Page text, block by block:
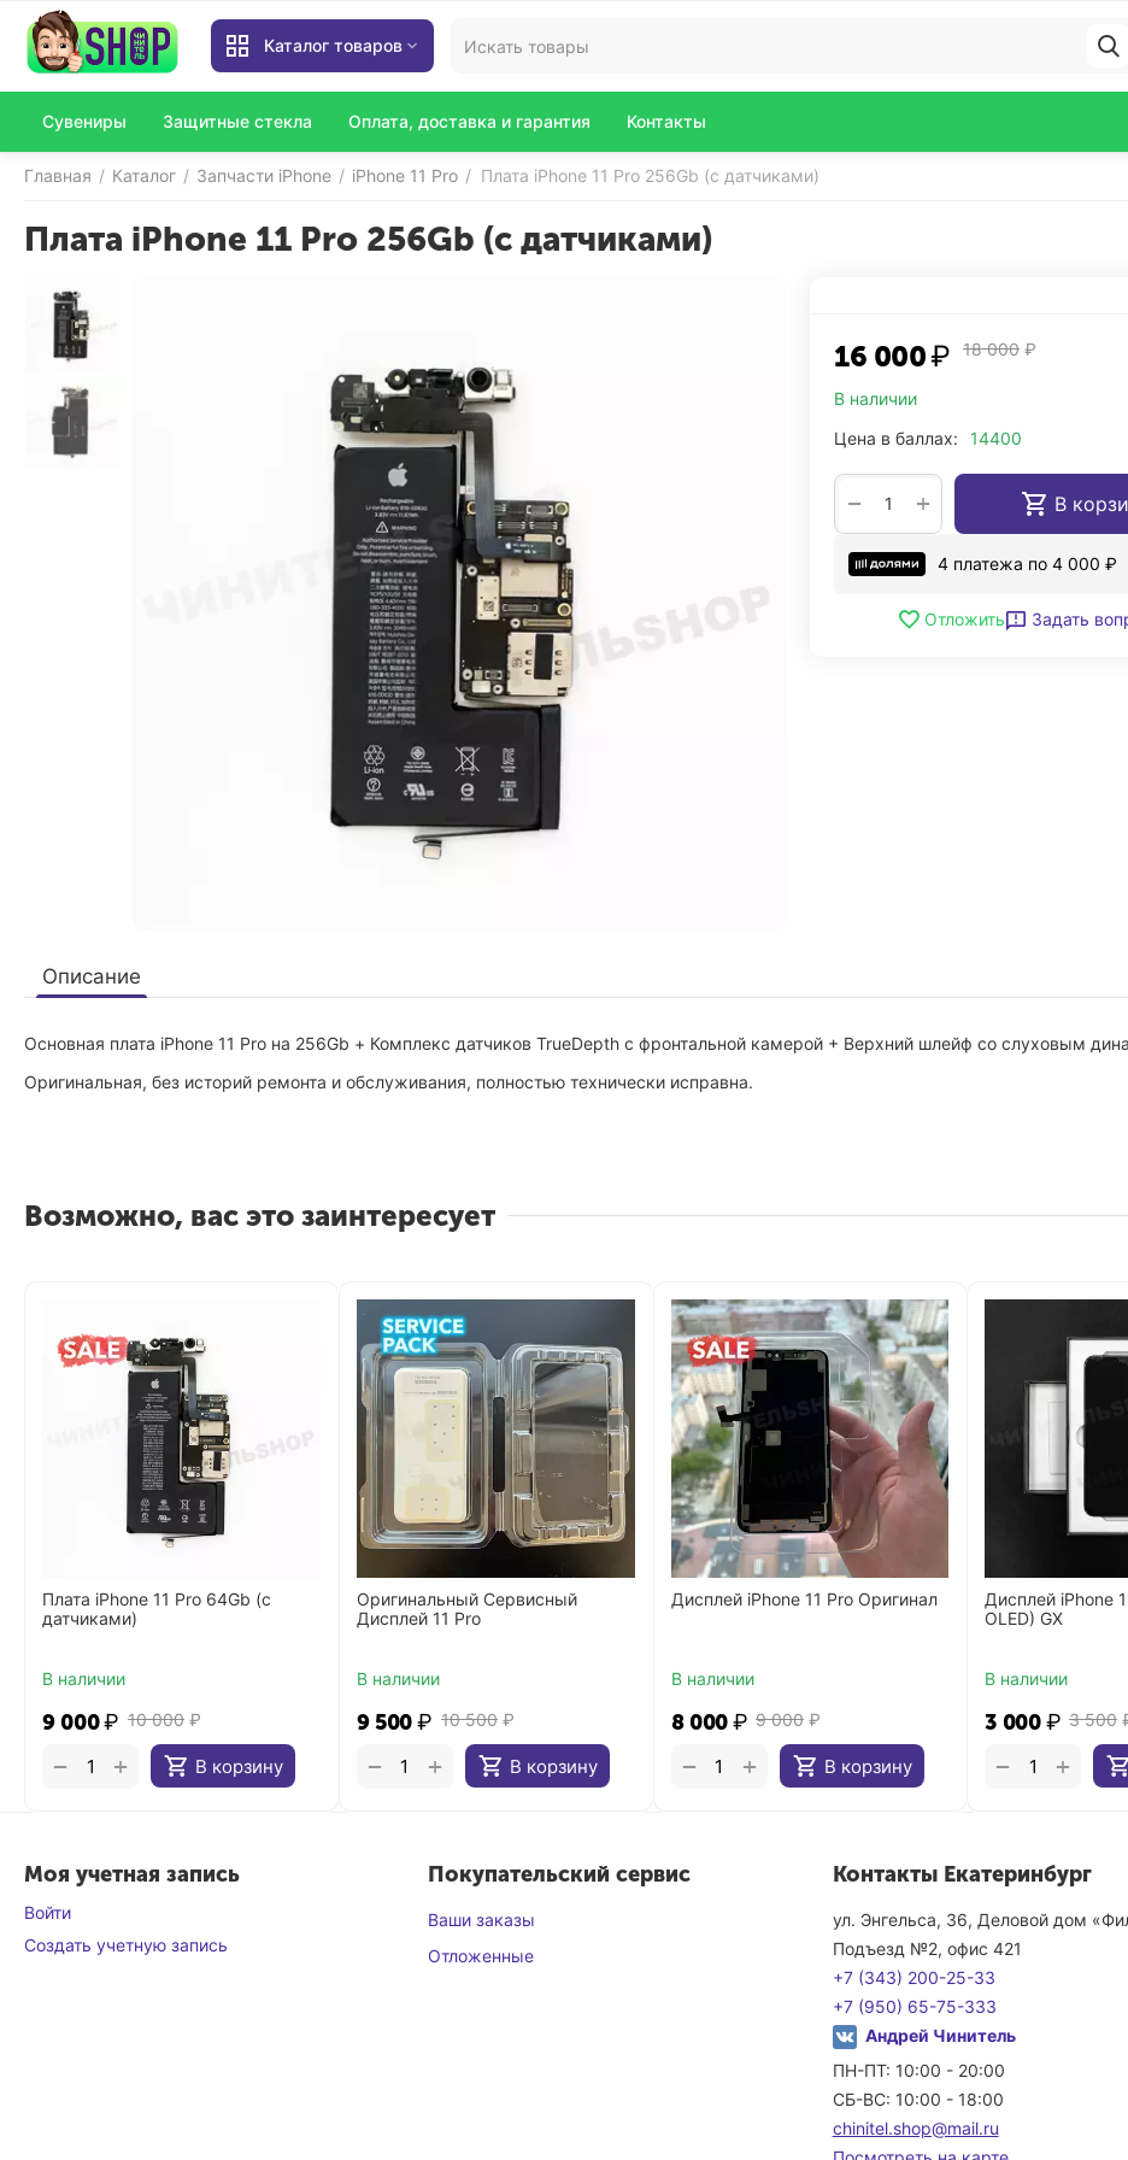
Каталог товаров
Сувениры Защитные стекла Оплата, доставка и гарантия Контакты
Главная / Каталог / Запчасти iPhone / iPhone 11 Pro / Плата iPhone 11 Pro 256Gb (с датчиками)
Плата iPhone 11 Pro 256Gb (с датчиками)
16 000₽ 18 000 ₽
В наличии
Цена в баллах:
14400
+
− В
4 платежа по 4 000 ₽
Отложить Задать
Описание
Основная плата iPhone 11 Pro на 256Gb + Комплекс датчиков TrueDepth с фронтальной камерой + Верхний шлейф со слуховым
Оригинальная, без историй ремонта и обслуживания, полностью технически исправна.
Возможно, вас это заинтересует
Плата iPhone 11 Pro 64Gb (с
датчиками)
В наличии
10 000 ₽
9 000₽
В корзину
+
−
Оригинальный Сервисный
Дисплей 11 Pro
В наличии
10 500 ₽
9 500₽
В корзину
+
−
Дисплей iPhone 11 Pro Оригинал
В наличии
9 000 ₽
8 000₽
В корзину
+
−
Дисплей iPhone
OLED) GX
В наличии
3 500
3 000 ₽
+
−
Моя учетная запись
Войти
Создать учетную запись
Покупательский сервис
Ваши заказы
Отложенные
Контакты Екатеринбург
ул. Энгельса, 36, Деловой дом
Подъезд №2, офис 421
+7 (343) 200-25-33
+7 (950) 65-75-333
Андрей Чинитель
ПН-ПТ: 10:00 - 20:00
СБ-ВС: 10:00 - 18:00
chinitel.shop@mail.ru